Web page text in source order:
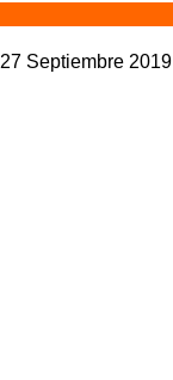
27 Septiembre 2019